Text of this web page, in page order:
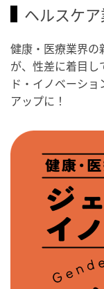
ヘルスケ
健康・医療業界の
が、性差に着目
ド・イノベーシ
アップに！